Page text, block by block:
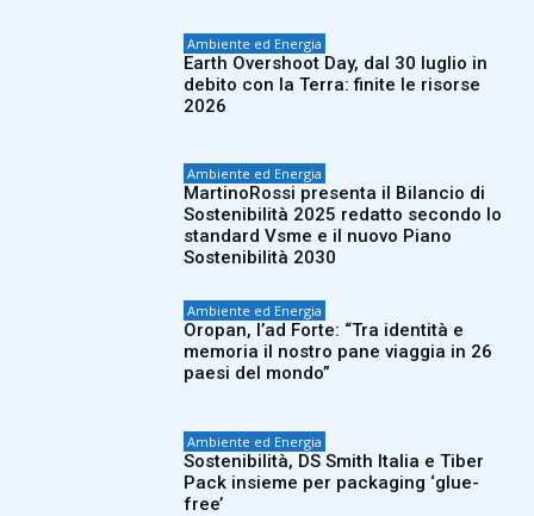
Ambiente ed Energia
Earth Overshoot Day, dal 30 luglio in
debito con la Terra: finite le risorse
2026
Ambiente ed Energia
MartinoRossi presenta il Bilancio di
Sostenibilità 2025 redatto secondo lo
standard Vsme e il nuovo Piano
Sostenibilità 2030
Ambiente ed Energia
Oropan, l’ad Forte: “Tra identità e
memoria il nostro pane viaggia in 26
paesi del mondo”
Ambiente ed Energia
Sostenibilità, DS Smith Italia e Tiber
Pack insieme per packaging ‘glue-
free’